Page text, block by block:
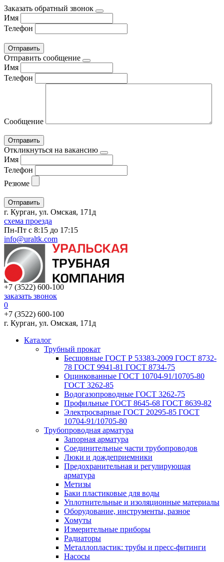
Заказать обратный звонок
Имя
Телефон
Отправить сообщение
Имя
Телефон
Сообщение
Откликнуться на вакансию
Имя
Телефон
Резюме
г. Курган, ул. Омская, 171д
схема проезда
Пн-Пт с 8:15 до 17:15
info@uraltk.com
+7 (3522) 600-100
заказать звонок
0
+7 (3522) 600-100
г. Курган, ул. Омская, 171д
Каталог
Трубный прокат
Беcшовные ГОСТ Р 53383-2009 ГОСТ 8732-
78 ГОСТ 9941-81 ГОСТ 8734-75
Оцинкованные ГОСТ 10704-91/10705-80
ГОСТ 3262-85
Водогазопроводные ГОСТ 3262-75
Профильные ГОСТ 8645-68 ГОСТ 8639-82
Электросварные ГОСТ 20295-85 ГОСТ
10704-91/10705-80
Трубопроводная арматура
Запорная арматура
Соединительные части трубопроводов
Люки и дождеприемники
Предохранительная и регулирующая
арматура
Метизы
Баки пластиковые для воды
Уплотнительные и изоляционные материалы
Оборудование, инструменты, разное
Хомуты
Измерительные приборы
Радиаторы
Металлопластик: трубы и пресс-фитинги
Насосы